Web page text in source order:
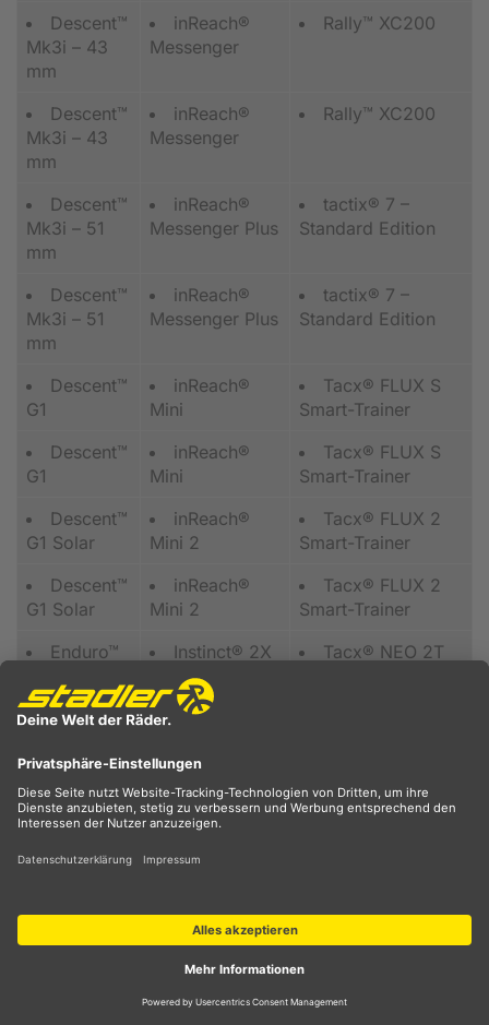
Descent™
Mk3i – 43
mm
inReach®
Messenger
Rally™ XC200
Descent™
Mk3i – 43
mm
inReach®
Messenger
Rally™ XC200
Descent™
Mk3i – 51
mm
inReach®
Messenger Plus
tactix® 7 –
Standard Edition
Descent™
Mk3i – 51
mm
inReach®
Messenger Plus
tactix® 7 –
Standard Edition
Descent™
G1
inReach®
Mini
Tacx® FLUX S
Smart-Trainer
Descent™
G1
inReach®
Mini
Tacx® FLUX S
Smart-Trainer
Descent™
G1 Solar
inReach®
Mini 2
Tacx® FLUX 2
Smart-Trainer
Descent™
G1 Solar
inReach®
Mini 2
Tacx® FLUX 2
Smart-Trainer
Enduro™
Instinct® 2X
Solar
Tacx® NEO 2T
Enduro™
Instinct® 2X
Enduro™
2
Instinct® 3 –
45 mm,
AMOLED
Tacx® NEO 3M
Smart-Trainer
AMOLED
Instinct® 3 –